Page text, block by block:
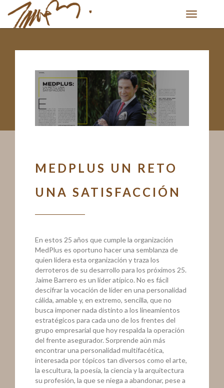
Toggle
MEDPLUS UN RETO
UNA SATISFACCIÓN
En estos 25 años que cumple la organización
MedPlus es oportuno hacer una semblanza de
quien lidera esta organización y traza los
derroteros de su desarrollo para los próximos 25.
Jaime Barrero es un líder atípico. No es fácil
descifrar la vocación de líder en una personalidad
cálida, amable y, en extremo, sencilla, que no
busca imponer nada distinto a los lineamientos
estratégicos para cada uno de los frentes del
grupo empresarial que hoy respalda la operación
del frente asegurador. Sorprende aún más
encontrar una personalidad multifacética,
interesada por tópicos tan diversos como el arte,
la escultura, la poesía, la ciencia y la arquitectura
su profesión, la que se niega a abandonar, pese a